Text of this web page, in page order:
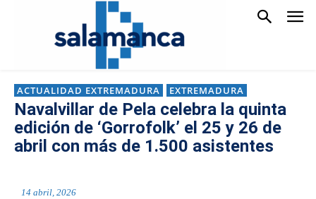
ACTUALIDAD EXTREMADURA EXTREMADURA
Navalvillar de Pela celebra la quinta
edición de ‘Gorrofolk’ el 25 y 26 de
abril con más de 1.500 asistentes
14 abril, 2026